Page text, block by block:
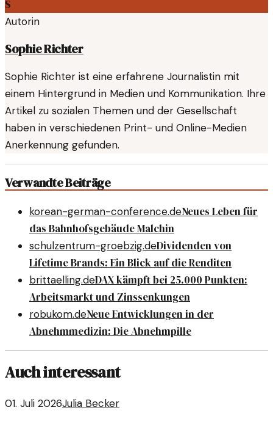
S
Autorin
Sophie Richter
Sophie Richter ist eine erfahrene Journalistin mit
einem Hintergrund in Medien und Kommunikation. Ihre
Artikel zu sozialen Themen und der Gesellschaft
haben in verschiedenen Print- und Online-Medien
Anerkennung gefunden.
Verwandte Beiträge
korean-german-conference.deNeues Leben für
das Bahnhofsgebäude Malchin
schulzentrum-groebzig.deDividenden von
Lifetime Brands: Ein Blick auf die Renditen
brittaelling.deDAX kämpft bei 25.000 Punkten:
Arbeitsmarkt und Zinssenkungen
robukom.deNeue Entwicklungen in der
Abnehmmedizin: Die Abnehmpille
Auch interessant
01. Juli 2026Julia Becker